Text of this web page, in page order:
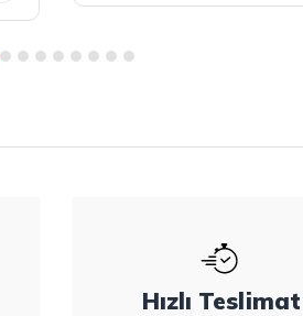
Hızlı Teslimat